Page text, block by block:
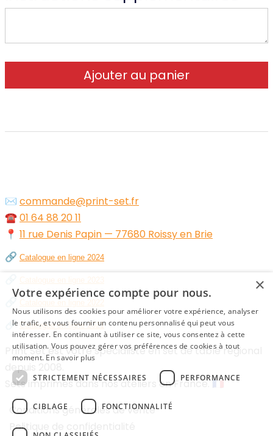
✉️ commande@print-set.fr
☎️01 64 88 20 11
📍 11 rue Denis Papin — 77680 Roissy en Brie
🔗 Catalogue en ligne 2024
🔗 Catalogue en ligne 2021
Print Set est votre spécialiste en set de table régional
depuis 2008.
Sets imprimés dans nos ateliers en France. 🇫🇷
Conditions générales de vente
Politique de confidentialité
×
Votre expérience compte pour nous.
Nous utilisons des cookies pour améliorer votre expérience, analyser
le trafic, et vous fournir un contenu personnalisé qui peut vous
intéresser. En continuant à utiliser ce site, vous consentez à cette
utilisation. Vous pouvez gérer vos préférences de cookies à tout
moment. En savoir plus
STRICTEMENT NÉCESSAIRES
PERFORMANCE
CIBLAGE FONCTIONNALITÉ